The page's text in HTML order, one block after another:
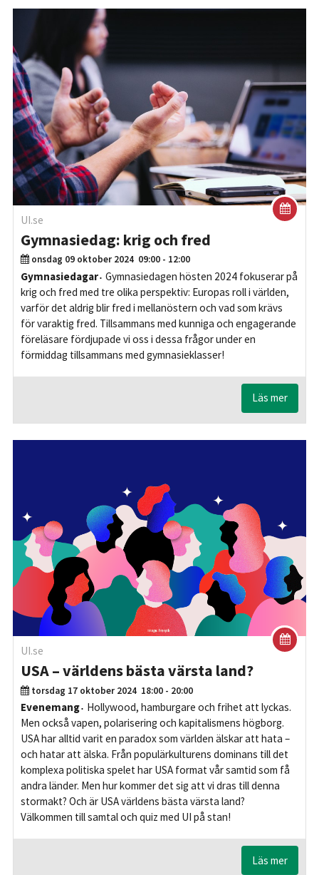
UI.se
Gymnasiedag: krig och fred
onsdag 09 oktober 2024 09:00 - 12:00
Gymnasiedagar Gymnasiedagen hösten 2024 fokuserar på
krig och fred med tre olika perspektiv: Europas roll i världen,
varför det aldrig blir fred i mellanöstern och vad som krävs
för varaktig fred. Tillsammans med kunniga och engagerande
föreläsare fördjupade vi oss i dessa frågor under en
förmiddag tillsammans med gymnasieklasser!
Läs mer
UI.se
USA – världens bästa värsta land?
torsdag 17 oktober 2024 18:00 - 20:00
Evenemang
Hollywood, hamburgare och frihet att lyckas.
Men också vapen, polarisering och kapitalismens högborg.
USA har alltid varit en paradox som världen älskar att hata –
och hatar att älska. Från populärkulturens dominans till det
komplexa politiska spelet har USA format vår samtid som få
andra länder. Men hur kommer det sig att vi dras till denna
stormakt? Och är USA världens bästa värsta land?
Välkommen till samtal och quiz med UI på stan!
Läs mer